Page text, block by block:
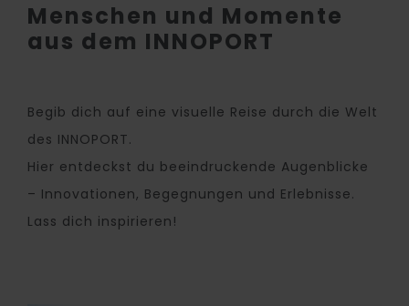
Menschen und Momente
aus dem INNOPORT
Begib dich auf eine visuelle Reise durch die Welt
des INNOPORT.
Hier entdeckst du beeindruckende Augenblicke
– Innovationen, Begegnungen und Erlebnisse.
Lass dich inspirieren!